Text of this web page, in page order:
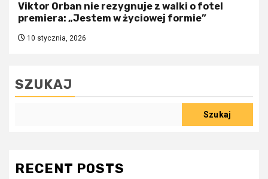
Viktor Orban nie rezygnuje z walki o fotel
premiera: „Jestem w życiowej formie”
10 stycznia, 2026
SZUKAJ
Szukaj
RECENT POSTS